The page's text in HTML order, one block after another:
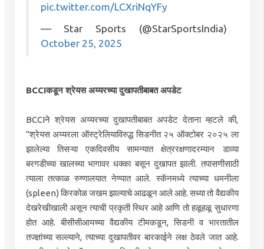
pic.twitter.com/LCXriNqYFy
— Star Sports (@StarSportsIndia)
October 25, 2025
BCCIकडून श्रेयस अय्यरच्या दुखापतीबाबत अपडेट
BCCIने श्रेयस अय्यरच्या दुखापतीबाबत अपडेट देताना म्हटले की,
"श्रेयस अय्यरला ऑस्ट्रेलियाविरुद्ध सिडनीत २५ ऑक्टोबर २०२५ ला
झालेल्या तिसऱ्या एकदिवसीय सामन्यात क्षेत्ररक्षणादरम्यान डाव्या
बरगडीच्या खालच्या भागावर धक्का बसून दुखापत झाली. तपासणीसाठी
त्याला तत्काळ रुग्णालयात नेण्यात आले. स्कॅनमध्ये त्याच्या धमनीला
(spleen) किरकोळ जखम झाल्याचे आढळून आले आहे. सध्या तो वैद्यकीय
देखरेखीखाली असून त्याची प्रकृती स्थिर आहे आणि तो हळूहळू सुधारणा
होत आहे. बीसीसीआयच्या वैद्यकीय टीमकडून, सिडनी व भारतातील
तज्ज्ञांच्या सल्ल्याने, त्याच्या दुखापतीवर बारकाईने लक्ष ठेवले जात आहे.